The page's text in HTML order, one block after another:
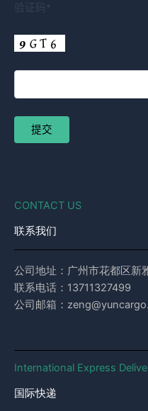
验证码*
CONTACT US
联系我们
公司地址：广州市花都区新
联系电话：13711327499
公司邮箱：
International Express
国际快递